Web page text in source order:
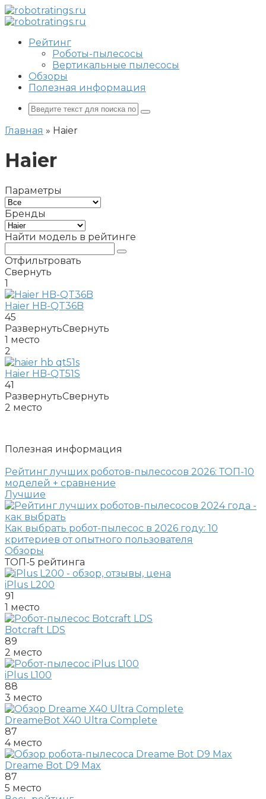
Перейти
к
Рейтинг
Роботы-пылесосы
Вертикальные пылесосы
Обзоры
Полезная информация
Поиск:
Главная » Haier
Haier
Параметры
Бренды
Найти модель в рейтинге
Отфильтровать
Свернуть
1
Haier HB-QT36B
45
РазвернутьСвернуть
1 место
2
Haier HB-QT51S
41
РазвернутьСвернуть
2 место
Полезная информация
Рейтинг лучших роботов-пылесосов 2026: ТОП-10
моделей + сравнение
Лучшие
Как выбрать робот-пылесос в 2026 году: 10
критериев от опытного пользователя
Обзоры
ТОП-5 рейтинга
iPlus L200
91
1 место
Botcraft LDS
89
2 место
iPlus L100
88
3 место
DreameBot X40 Ultra Complete
87
4 место
Dreame Bot D9 Max
87
5 место